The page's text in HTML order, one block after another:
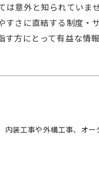
意外と知られていま
さに直結する制度・
方にとって有益な情報
装工事や外構工事、オー